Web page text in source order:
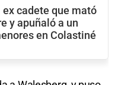
ex cadete que mató
y apuñaló a un
en Colastiné